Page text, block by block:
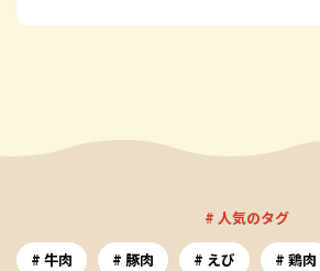
# 人気のタグ
牛肉
豚肉 えび 鶏肉